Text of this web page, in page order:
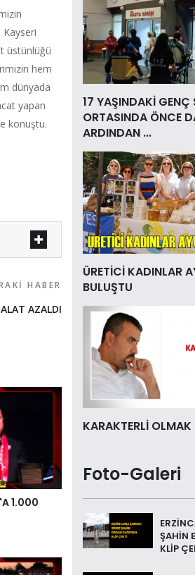
üstünlüğü
hem
dünyada
yapan
konuştu.
HABER
AZALDI
1.000
17 YAŞINDAKİ GENÇ
ORTASINDA ÖNCE
ARDINDAN ...
ÜRETİCİ KADINLAR
BULUŞTU
KARAKTERLİ OLMAK
Foto-Galeri
ŞAHİN
KLİP